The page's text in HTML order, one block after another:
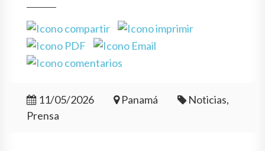
11/05/2026 Panamá
Noticias,
Prensa